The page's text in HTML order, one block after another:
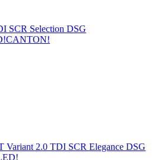
SCR Selection DSG
2.0 TDI SCR Elegance DSG